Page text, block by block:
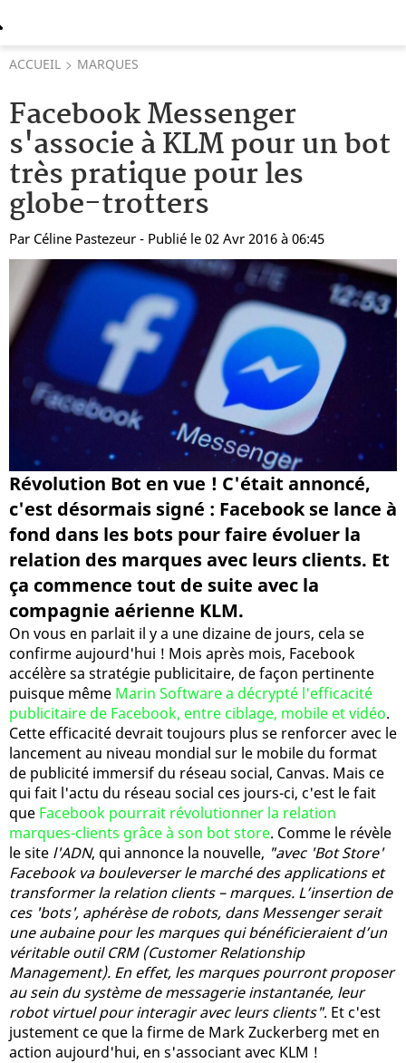
ACCUEIL MARQUES
Facebook Messenger
s'associe à KLM pour un bot
très pratique pour les
globe-trotters
Par Céline Pastezeur - Publié le 02 Avr 2016 à 06:45
Révolution Bot en vue ! C'était annoncé,
c'est désormais signé : Facebook se lance à
fond dans les bots pour faire évoluer la
relation des marques avec leurs clients. Et
ça commence tout de suite avec la
compagnie aérienne KLM.
On vous en parlait il y a une dizaine de jours, cela se
confirme aujourd'hui ! Mois après mois, Facebook
accélère sa stratégie publicitaire, de façon pertinente
puisque même Marin Software a décrypté l'efficacité
publicitaire de Facebook, entre ciblage, mobile et vidéo.
Cette efficacité devrait toujours plus se renforcer avec le
lancement au niveau mondial sur le mobile du format
de publicité immersif du réseau social, Canvas. Mais ce
qui fait l'actu du réseau social ces jours-ci, c'est le fait
que Facebook pourrait révolutionner la relation
marques-clients grâce à son bot store. Comme le révèle
le site l'ADN, qui annonce la nouvelle, "avec 'Bot Store'
Facebook va bouleverser le marché des applications et
transformer la relation clients – marques. L’insertion de
ces 'bots', aphérèse de robots, dans Messenger serait
une aubaine pour les marques qui bénéficieraient d’un
véritable outil CRM (Customer Relationship
Management). En effet, les marques pourront proposer
au sein du système de messagerie instantanée, leur
robot virtuel pour interagir avec leurs clients". Et c'est
justement ce que la firme de Mark Zuckerberg met en
action aujourd'hui, en s'associant avec KLM !